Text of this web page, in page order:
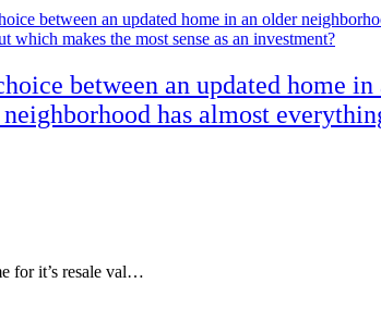
between an updated home
has almost
for it’s resale val…